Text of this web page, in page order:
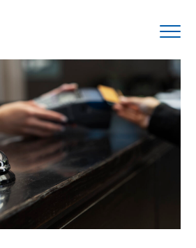
Αρχική
Υπηρεσίες
Συνεργάτες
Εταιρία